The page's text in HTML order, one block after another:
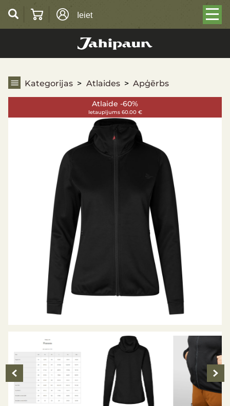
Ieiet
Kategorijas Atlaides Apģērbs
Atlaide -60%
Ietaupījums 60.00 €